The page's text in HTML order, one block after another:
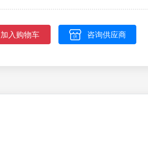
加入购物车 咨询供应商